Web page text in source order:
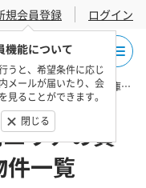
規会員登録
機能について
うと、希望条件に応じ
メールが届いたり、会
見ることができます。
閉じる
ログイン
静岡市清水区の貸し倉庫・賃貸倉庫 物件一覧
リアの貸
件一覧